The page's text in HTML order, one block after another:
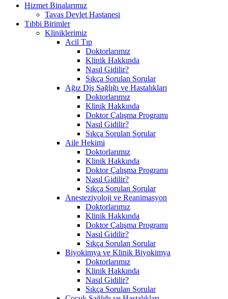
Hizmet Binalarımız
Tavas Devlet Hastanesi
Tıbbi Birimler
Kliniklerimiz
Acil Tıp
Doktorlarımız
Klinik Hakkında
Nasıl Gidilir?
Sıkça Sorulan Sorular
Ağız Diş Sağlığı ve Hastalıkları
Doktorlarımız
Klinik Hakkında
Doktor Çalışma Programı
Nasıl Gidilir?
Sıkça Sorulan Sorular
Aile Hekimi
Doktorlarımız
Klinik Hakkında
Doktor Çalışma Programı
Nasıl Gidilir?
Sıkça Sorulan Sorular
Anesteziyoloji ve Reanimasyon
Doktorlarımız
Klinik Hakkında
Doktor Çalışma Programı
Nasıl Gidilir?
Sıkça Sorulan Sorular
Biyokimya ve Klinik Biyokimya
Doktorlarımız
Klinik Hakkında
Nasıl Gidilir?
Sıkça Sorulan Sorular